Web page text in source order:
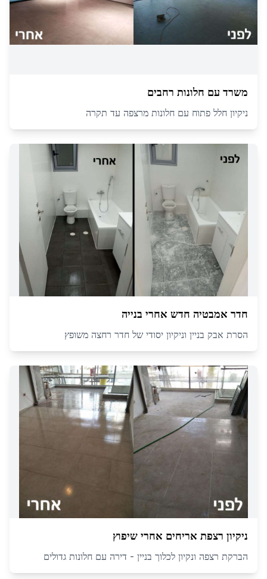
משרד עם חלונות רחבים
ניקיון חלל פתוח עם חלונות מרצפה עד תקרה
חדר אמבטיה חדש אחרי בנייה
הסרת אבק בניין וניקיון יסודי של חדר רחצה משופץ
ניקיון רצפת אריחים אחרי שיפוץ
הברקת רצפה ונקיון לכלוך בניין - דירה עם חלונות גדולים